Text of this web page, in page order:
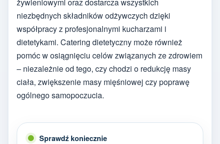
niezbędnych składników odżywczych dzięki
współpracy z profesjonalnymi kucharzami i
dietetykami. Catering dietetyczny może również
pomóc w osiągnięciu celów związanych ze zdrowiem
– niezależnie od tego, czy chodzi o redukcję masy
ciała, zwiększenie masy mięśniowej czy poprawę
ogólnego samopoczucia.
Sprawdź koniecznie